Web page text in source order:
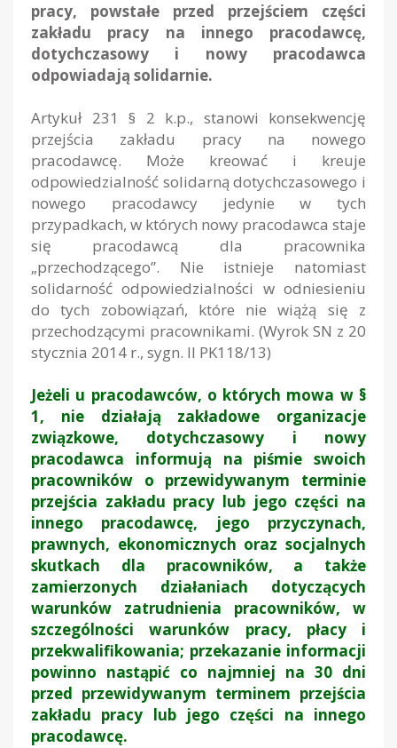
pracy, powstałe przed przejściem części
zakładu pracy na innego pracodawcę,
dotychczasowy i nowy pracodawca
odpowiadają solidarnie.
Artykuł 231 § 2 k.p., stanowi konsekwencję
przejścia zakładu pracy na nowego
pracodawcę. Może kreować i kreuje
odpowiedzialność solidarną dotychczasowego i
nowego pracodawcy jedynie w tych
przypadkach, w których nowy pracodawca staje
się pracodawcą dla pracownika
„przechodzącego”. Nie istnieje natomiast
solidarność odpowiedzialności w odniesieniu
do tych zobowiązań, które nie wiążą się z
przechodzącymi pracownikami. (Wyrok SN z 20
stycznia 2014 r., sygn. II PK118/13)
Jeżeli u pracodawców, o których mowa w §
1, nie działają zakładowe organizacje
związkowe, dotychczasowy i nowy
pracodawca informują na piśmie swoich
pracowników o przewidywanym terminie
przejścia zakładu pracy lub jego części na
innego pracodawcę, jego przyczynach,
prawnych, ekonomicznych oraz socjalnych
skutkach dla pracowników, a także
zamierzonych działaniach dotyczących
warunków zatrudnienia pracowników, w
szczególności warunków pracy, płacy i
przekwalifikowania; przekazanie informacji
powinno nastąpić co najmniej na 30 dni
przed przewidywanym terminem przejścia
zakładu pracy lub jego części na innego
pracodawcę.